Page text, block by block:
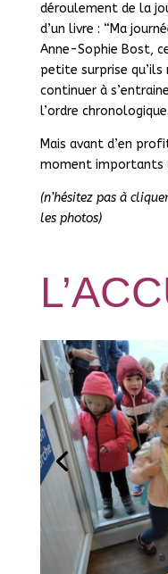
déroulement de la
d’un livre : “Ma
Anne-Sophie Bost,
petite surprise
continuer à
l’ordre chronologique.
Mais avant d’en
moment importants
(n’hésitez pas à
les photos)